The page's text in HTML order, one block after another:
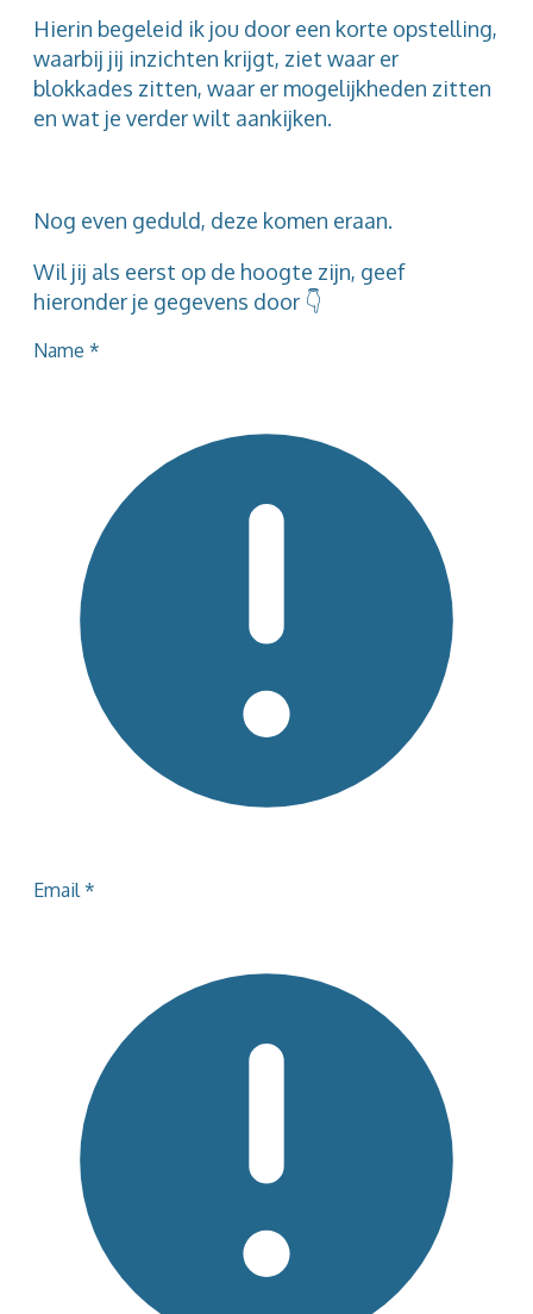
Hierin begeleid ik jou door een korte opstelling,
waarbij jij inzichten krijgt, ziet waar er
blokkades zitten, waar er mogelijkheden zitten
en wat je verder wilt aankijken.
Nog even geduld, deze komen eraan.
​Wil jij als eerst op de hoogte zijn, geef
hieronder je gegevens door 👇
Name *
Email *